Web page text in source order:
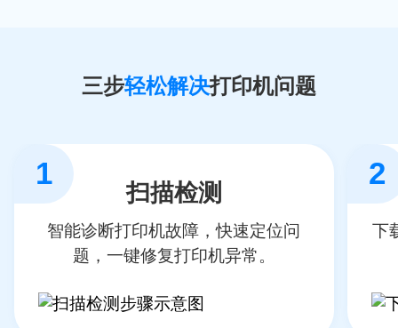
三步轻松解决打印机问题
1
扫描检测
智能诊断打印机故障，快速定位问
题，一键修复打印机异常。
2
下